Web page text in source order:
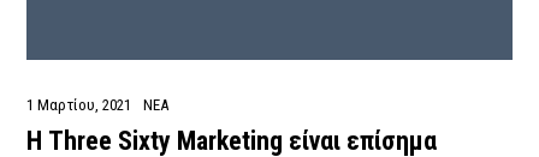
1 Μαρτίου, 2021 ΝΕΑ
Η Three Sixty Marketing είναι επίσημα